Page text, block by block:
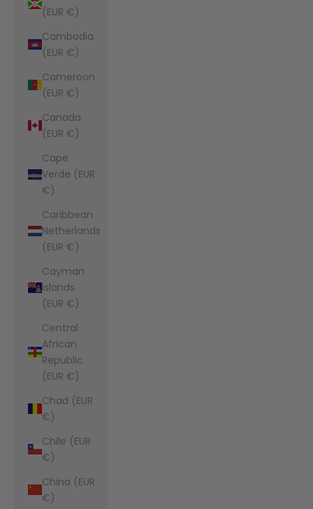
(EUR €)
Cambodia
(EUR €)
Cameroon
(EUR €)
Canada
(EUR €)
Cape
Verde (EUR
€)
Caribbean
Netherlands
(EUR €)
Cayman
Islands
(EUR €)
Central
African
Republic
(EUR €)
Chad (EUR
€)
Chile (EUR
€)
China (EUR
€)